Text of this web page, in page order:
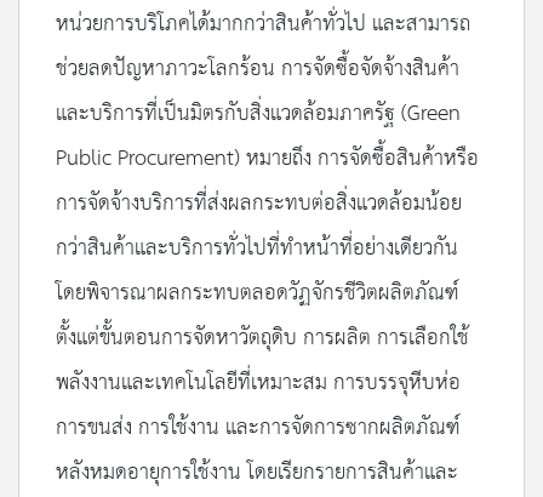
หน่วยการบริโภคได้มากกว่าสินค้าทั่วไป และสามารถ
ช่วยลดปัญหาภาวะโลกร้อน การจัดซื้อจัดจ้างสินค้า
และบริการที่เป็นมิตรกับสิ่งแวดล้อมภาครัฐ (Green
Public Procurement) หมายถึง การจัดซื้อสินค้าหรือ
การจัดจ้างบริการที่ส่งผลกระทบต่อสิ่งแวดล้อมน้อย
กว่าสินค้าและบริการทั่วไปที่ทำหน้าที่อย่างเดียวกัน
โดยพิจารณาผลกระทบตลอดวัฏจักรชีวิตผลิตภัณฑ์
ตั้งแต่ขั้นตอนการจัดหาวัตถุดิบ การผลิต การเลือกใช้
พลังงานและเทคโนโลยีที่เหมาะสม การบรรจุหีบห่อ
การขนส่ง การใช้งาน และการจัดการซากผลิตภัณฑ์
หลังหมดอายุการใช้งาน โดยเรียกรายการสินค้าและ